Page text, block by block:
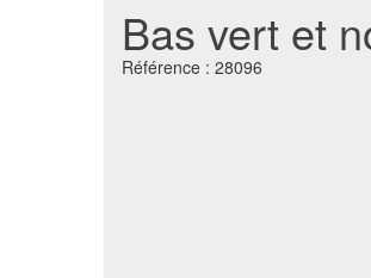
Bas vert et
Référence : 28096